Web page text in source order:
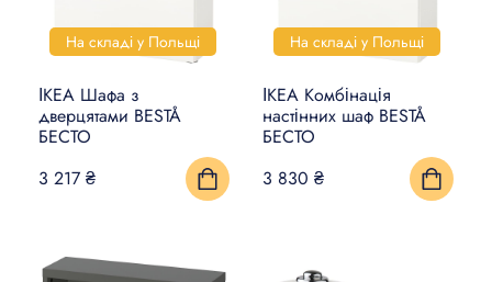
На складі у Польщі
ІКЕА Шафа з
дверцятами BESTÅ
БЕСТО
3 217 ₴
На складі у Польщі
ІКЕА Комбінація
настінних шаф BESTÅ
БЕСТО
3 830 ₴